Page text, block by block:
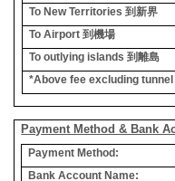
To New Territories 到新界
To Airport 到機場
To outlying islands 到離島
*Above fee excluding tunnel
Payment Method & Bank
Payment Method:
Bank Account Name: